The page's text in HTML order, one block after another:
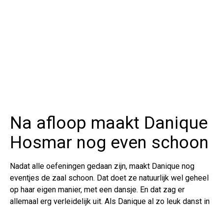
Na afloop maakt Danique
Hosmar nog even schoon
Nadat alle oefeningen gedaan zijn, maakt Danique nog
eventjes de zaal schoon. Dat doet ze natuurlijk wel geheel
op haar eigen manier, met een dansje. En dat zag er
allemaal erg verleidelijk uit. Als Danique al zo leuk danst in